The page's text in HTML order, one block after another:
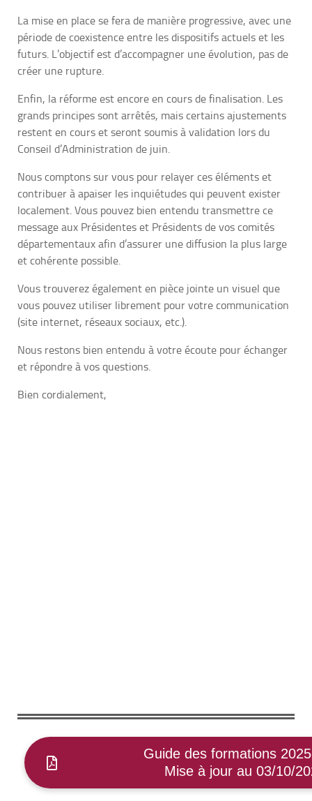
La mise en place se fera de manière progressive, avec une
période de coexistence entre les dispositifs actuels et les
futurs. L’objectif est d’accompagner une évolution, pas de
créer une rupture.
Enfin, la réforme est encore en cours de finalisation. Les
grands principes sont arrêtés, mais certains ajustements
restent en cours et seront soumis à validation lors du
Conseil d’Administration de juin.
Nous comptons sur vous pour relayer ces éléments et
contribuer à apaiser les inquiétudes qui peuvent exister
localement. Vous pouvez bien entendu transmettre ce
message aux Présidentes et Présidents de vos comités
départementaux afin d’assurer une diffusion la plus large
et cohérente possible.
Vous trouverez également en pièce jointe un visuel que
vous pouvez utiliser librement pour votre communication
(site internet, réseaux sociaux, etc.).
Nous restons bien entendu à votre écoute pour échanger
et répondre à vos questions.
Bien cordialement,
Guide des formations
Mise à jour au 03/10/